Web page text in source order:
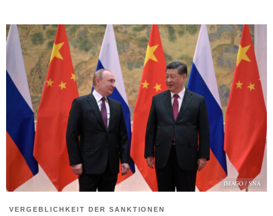
IMAGO / SNA
VERGEBLICHKEIT DER SANKTIONEN